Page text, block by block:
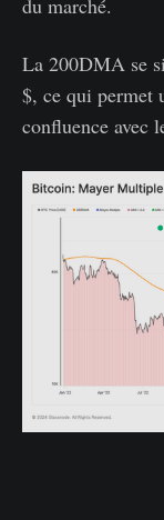
La 200DMA se
$, ce qui permet
confluence avec